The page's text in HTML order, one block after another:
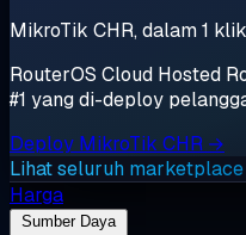
MikroTik CHR, dalam 1 klik
RouterOS Cloud Hosted
#1 yang di-deploy
Deploy MikroTik CHR →
Lihat seluruh
Harga
Sumber Daya